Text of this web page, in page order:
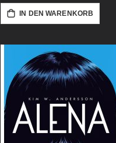
IN DEN WARENKORB